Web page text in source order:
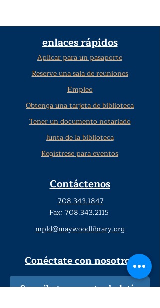
enlaces rápidos
Aplicar para un pasaporte
Reserve una sala de reuniones
Empleo
Obtenga una tarjeta de biblioteca
Tener un documento notariado
Junta de la biblioteca
Regístrese para eventos
Contáctenos
708.343.1847
Fax: 708.343.2115
mpld@maywoodlibrary.org
Conéctate con nosotros
Suscríbete a nuestro boletín